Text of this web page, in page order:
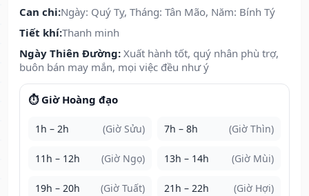
Can chi:Ngày: Quý Tỵ, Tháng: Tân Mão, Năm: Bính Tý
Tiết khí:Thanh minh
Ngày Thiên Đường: Xuất hành tốt, quý nhân phù trợ,
buôn bán may mắn, mọi việc đều như ý
⏱️ Giờ Hoàng đạo
1h – 2h (Giờ Sửu) 7h – 8h (Giờ Thìn)
11h – 12h (Giờ Ngọ) 13h – 14h (Giờ Mùi)
19h – 20h (Giờ Tuất) 21h – 22h (Giờ Hợi)